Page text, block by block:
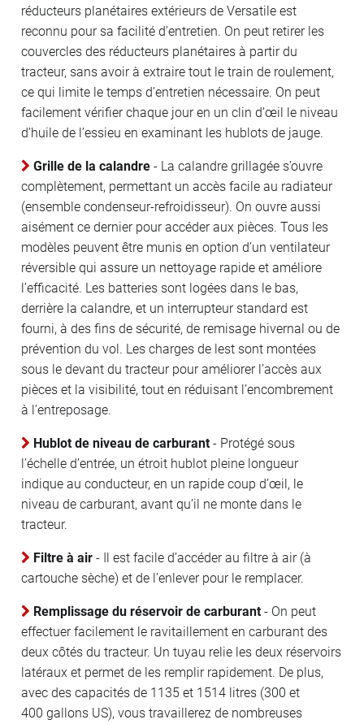
réducteurs planétaires extérieurs de Versatile est
reconnu pour sa facilité d’entretien. On peut retirer les
couvercles des réducteurs planétaires à partir du
tracteur, sans avoir à extraire tout le train de roulement,
ce qui limite le temps d’entretien nécessaire. On peut
facilement vérifier chaque jour en un clin d’œil le niveau
d’huile de l’essieu en examinant les hublots de jauge.
Grille de la calandre- La calandre grillagée s’ouvre
complètement, permettant un accès facile au radiateur
(ensemble condenseur-refroidisseur). On ouvre aussi
aisément ce dernier pour accéder aux pièces. Tous les
modèles peuvent être munis en option d’un ventilateur
réversible qui assure un nettoyage rapide et améliore
l’efficacité. Les batteries sont logées dans le bas,
derrière la calandre, et un interrupteur standard est
fourni, à des fins de sécurité, de remisage hivernal ou de
prévention du vol. Les charges de lest sont montées
sous le devant du tracteur pour améliorer l’accès aux
pièces et la visibilité, tout en réduisant l’encombrement
à l’entreposage.
Hublot de niveau de carburant- Protégé sous
l’échelle d’entrée, un étroit hublot pleine longueur
indique au conducteur, en un rapide coup d’œil, le
niveau de carburant, avant qu’il ne monte dans le
tracteur.
Filtre à air- Il est facile d’accéder au filtre à air (à
cartouche sèche) et de l’enlever pour le remplacer.
Remplissage du réservoir de carburant- On peut
effectuer facilement le ravitaillement en carburant des
deux côtés du tracteur. Un tuyau relie les deux réservoirs
latéraux et permet de les remplir rapidement. De plus,
avec des capacités de 1135 et 1514 litres (300 et
400 gallons US), vous travaillerez de nombreuses